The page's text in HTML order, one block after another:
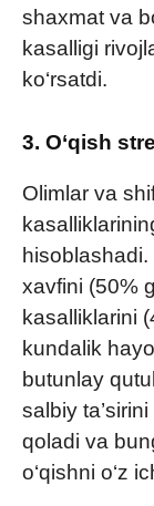
shaxmat va
kasalligi
ko‘rsatdi.
3. O‘qish
Olimlar va
xavfini (50%
kasalliklarini
kundalik
butunlay
salbiy
qoladi va
o‘qishni o‘z